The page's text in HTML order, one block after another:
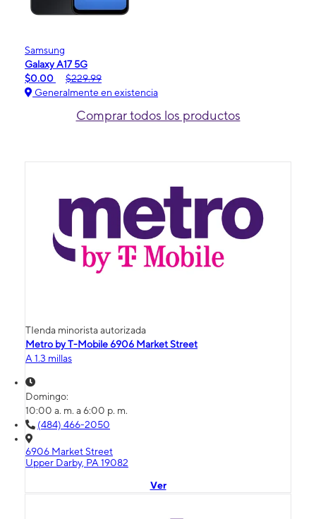
Samsung
Galaxy A17 5G
$0.00
$229.99
Generalmente en existencia
Comprar todos los productos
TIenda minorista autorizada
Metro by T-Mobile 6906 Market Street
A 1.3 millas
Domingo:
10:00 a. m. a 6:00 p. m.
(484) 466-2050
6906 Market Street
Upper Darby, PA 19082
Ver